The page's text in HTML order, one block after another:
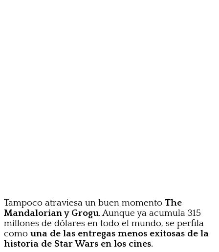
Tampoco atraviesa un buen momento The
Mandalorian y Grogu. Aunque ya acumula 315
millones de dólares en todo el mundo, se perfila
como una de las entregas menos exitosas de la
historia de Star Wars en los cines.